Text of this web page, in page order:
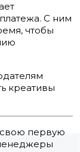
С ним
чтобы
креативы
свою первую